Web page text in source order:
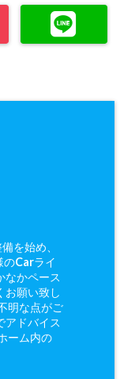
を始め、
のCarライ
なかペース
お願い致し
明な点がご
アドバイス
ーム内の